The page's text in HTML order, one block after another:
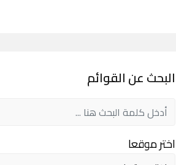
البحث عن القوائم
اختر موقعا